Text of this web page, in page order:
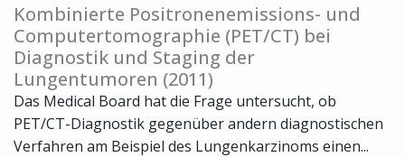
Kombinierte Positronenemissions- und
Computertomographie (PET/CT) bei
Diagnostik und Staging der
Lungentumoren (2011)
Das Medical Board hat die Frage untersucht, ob
PET/CT-Diagnostik gegenüber andern diagnostischen
Verfahren am Beispiel des Lungenkarzinoms einen...